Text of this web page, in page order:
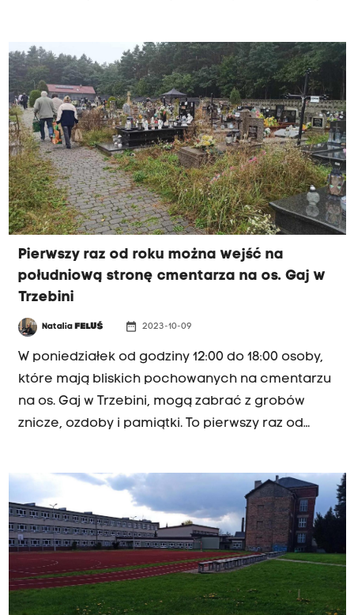
cmentarzu na osiedlu Gaj. Połowa nekropoli jest
zamknięta. Zakaz wstępu na zagrożoną
zapadliskami część będzie obowiązywał również
1 listopada. Ludzie nie mogą się z tym pogodzić.
Pierwszy raz od roku można wejść na
południową stronę cmentarza na os. Gaj w
Trzebini
Natalia FELUŚ date_range 2023-10-09
W poniedziałek od godziny 12:00 do 18:00 osoby,
które mają bliskich pochowanych na cmentarzu
na os. Gaj w Trzebini, mogą zabrać z grobów
znicze, ozdoby i pamiątki. To pierwszy raz od
gdy oficjalnie można wejść na zagrożoną część
cmentarza.